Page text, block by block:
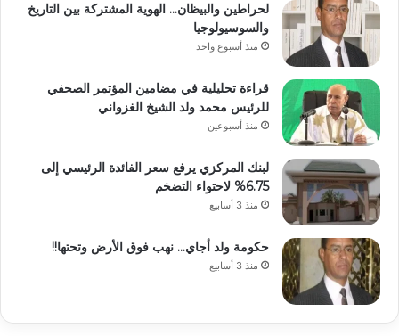
لحراطين والبيظان… الهوية المشتركة بين التاريخ
والسوسيولوجيا
منذ أسبوع واحد
قراءة تحليلية في مضامين المؤتمر الصحفي
للرئيس محمد ولد الشيخ الغزواني
منذ أسبوعين
لبنك المركزي يرفع سعر الفائدة الرئيسي إلى
6.75% لاحتواء التضخم
منذ 3 أسابيع
حكومة ولد أجاي… نهب فوق الأرض وتحتها!!
منذ 3 أسابيع